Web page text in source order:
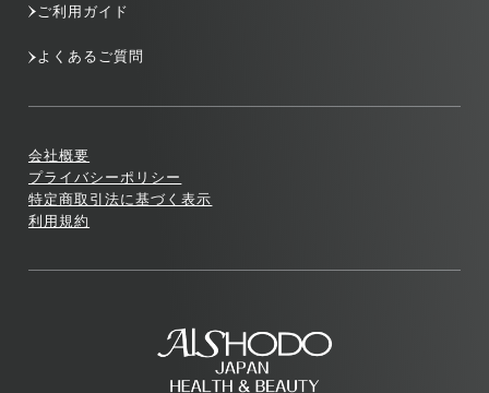
ご利用ガイド
よくあるご質問
会社概要
プライバシーポリシー
特定商取引法に基づく表示
利用規約